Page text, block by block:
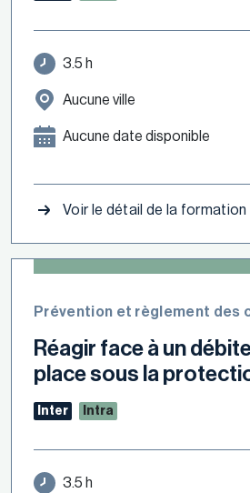
3.5 h
Aucune ville
Aucune date disponible
Voir le détail de la formation
Prévention et règlement des
Réagir face à un
place sous la
Inter Intra
3.5 h